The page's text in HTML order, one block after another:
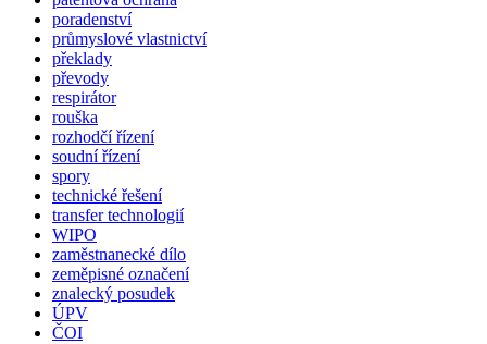
poradenství
průmyslové vlastnictví
překlady
převody
respirátor
rouška
rozhodčí řízení
soudní řízení
spory
technické řešení
transfer technologií
WIPO
zaměstnanecké dílo
zeměpisné označení
znalecký posudek
ÚPV
ČOI